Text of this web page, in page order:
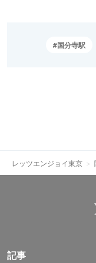
国分寺駅
レッツエンジョイ東京
記事